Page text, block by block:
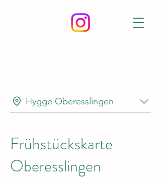
Hygge Oberesslingen
Frühstückskarte
Oberesslingen